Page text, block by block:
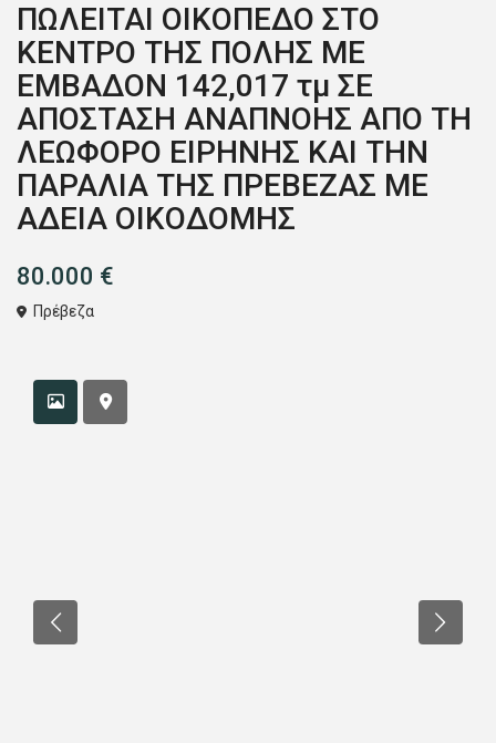
ΠΩΛΕΙΤΑΙ ΟΙΚΟΠΕΔΟ ΣΤΟ
ΚΕΝΤΡΟ ΤΗΣ ΠΟΛΗΣ ΜΕ
ΕΜΒΑΔΟΝ 142,017 τμ ΣΕ
ΑΠΟΣΤΑΣΗ ΑΝΑΠΝΟΗΣ ΑΠΟ ΤΗ
ΛΕΩΦΟΡΟ ΕΙΡΗΝΗΣ ΚΑΙ ΤΗΝ
ΠΑΡΑΛΙΑ ΤΗΣ ΠΡΕΒΕΖΑΣ ΜΕ
ΑΔΕΙΑ ΟΙΚΟΔΟΜΗΣ
80.000 €
Πρέβεζα